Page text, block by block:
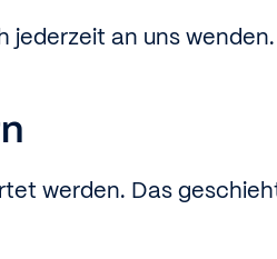
jederzeit an uns wenden.
werden. Das